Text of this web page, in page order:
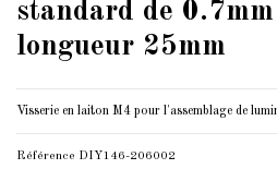
standard de
longueur 25mm
Visserie en laiton M4 pour l'assemblage de
Référence DIY146-206002